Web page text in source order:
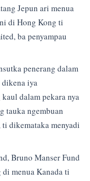
Jepun ari menua
di Hong Kong ti
ba penyampau
penerang dalam
dikena iya
dalam pekara nya
tauka ngembuan
ti dikemataka menyadi
Bruno Manser Fund
menua Kanada ti